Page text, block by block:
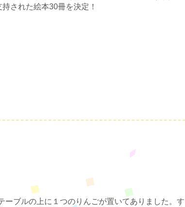
された絵本30冊を決定！
ーブルの上に１つのりんごが置いてありました。す